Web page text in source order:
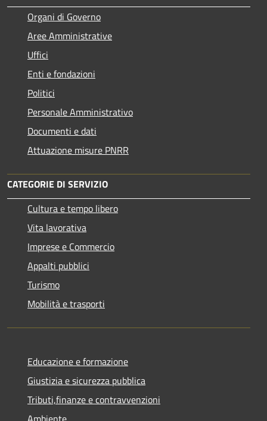
Organi di Governo
Aree Amministrative
Uffici
Enti e fondazioni
Politici
Personale Amministrativo
Documenti e dati
Attuazione misure PNRR
CATEGORIE DI SERVIZIO
Cultura e tempo libero
Vita lavorativa
Imprese e Commercio
Appalti pubblici
Turismo
Mobilità e trasporti
Educazione e formazione
Giustizia e sicurezza pubblica
Tributi,finanze e contravvenzioni